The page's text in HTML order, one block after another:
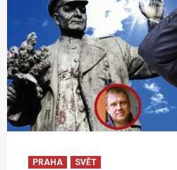
PRAHA SVĚT